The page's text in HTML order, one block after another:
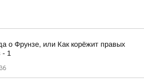
о Фрунзе, или Как корёжит правых
- 1